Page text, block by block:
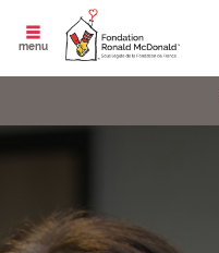
ouvrir le
menu